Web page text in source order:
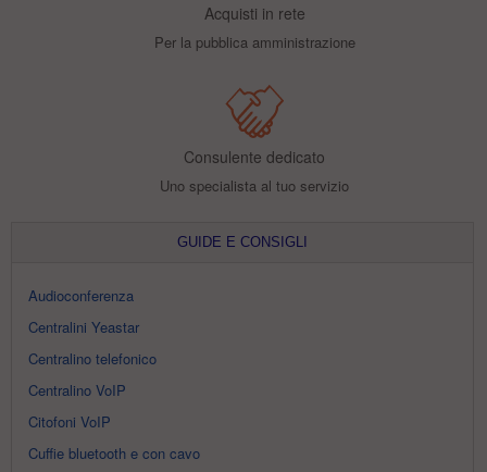
Acquisti in rete
Per la pubblica amministrazione
Consulente dedicato
Uno specialista al tuo servizio
GUIDE E CONSIGLI
Audioconferenza
Centralini Yeastar
Centralino telefonico
Centralino VoIP
Citofoni VoIP
Cuffie bluetooth e con cavo